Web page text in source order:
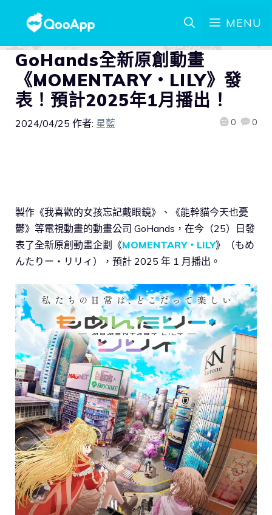
MENU
GoHands全新原創動畫
《MOMENTARY・LILY》發
表！預計2025年1月播出！
2024/04/25 作者: 星藍 0 0
製作《我喜歡的女孩忘記戴眼鏡》、《能幹貓今天也憂
鬱》等電視動畫的動畫公司 GoHands，在今（25）日發
表了全新原創動畫企劃《MOMENTARY・LILY》（もめ
んたりー・リリィ），預計 2025 年 1 月播出。